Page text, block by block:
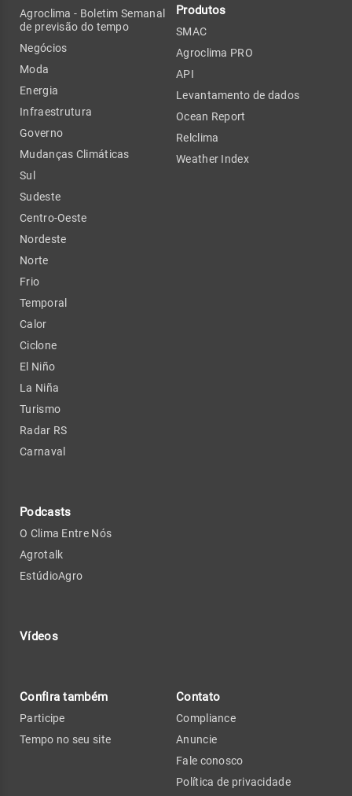
Agroclima - Boletim Semanal
de previsão do tempo
Negócios
Moda
Energia
Infraestrutura
Governo
Mudanças Climáticas
Sul
Sudeste
Centro-Oeste
Nordeste
Norte
Frio
Temporal
Calor
Ciclone
El Niño
La Niña
Turismo
Radar RS
Carnaval
Podcasts
O Clima Entre Nós
Agrotalk
EstúdioAgro
Vídeos
Produtos
SMAC
Agroclima PRO
API
Levantamento de dados
Ocean Report
Relclima
Weather Index
Confira também
Participe
Tempo no seu site
Contato
Compliance
Anuncie
Fale conosco
Política de privacidade